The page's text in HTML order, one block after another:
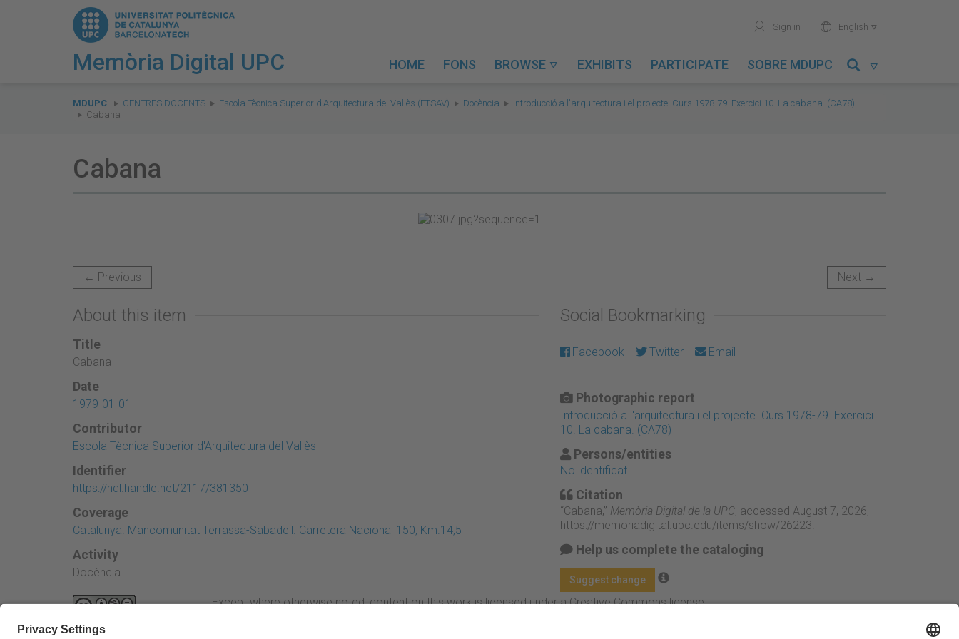
Memòria Digital UPC
user Sign in world English 
HOME FONS BROWSE  EXHIBITS PARTICIPATE SOBRE MDUPC 
are
here:
MDUPC CENTRES DOCENTS Escola Tècnica Superior d'Arquitectura del Vallès (ETSAV) Docència
Introducció a l'arquitectura i el projecte. Curs 1978-79. Exercici 10. La cabana. (CA78)
Cabana
Cabana
← Previous Next →
About this item
Title
Cabana
Date
1979-01-01
Contributor
Escola Tècnica Superior d'Arquitectura del Vallès
Identifier
https://hdl.handle.net/2117/381350
Coverage
Catalunya. Mancomunitat Terrassa-Sabadell. Carretera Nacional 150, Km.14,5
Activity
Docència
Social Bookmarking
Facebook Twitter Email
Photographic report
Introducció a l'arquitectura i el projecte. Curs 1978-79. Exercici
10. La cabana. (CA78)
Persons/entities
No identificat
Citation
“Cabana,” Memòria Digital de la UPC, accessed August 7, 2026,
https://memoriadigital.upc.edu/items/show/26223
Help us complete the cataloging
Suggest change
Except where otherwise noted, content on this work is licensed under a Creative Commons license: